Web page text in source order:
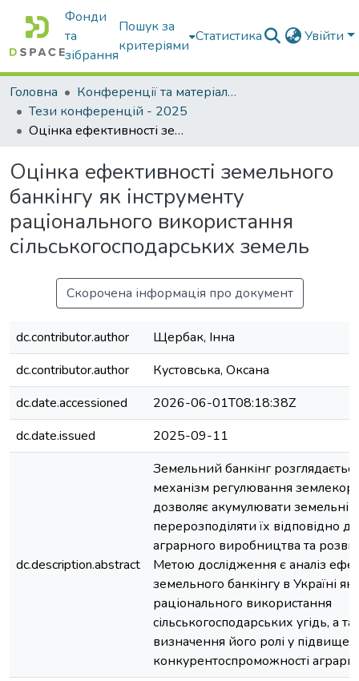
Фонди
та
зібрання
Пошук за
критеріями
Статистика Увійти
Головна
Конференції та матеріали конференцій
Тези конференцій - 2025
Оцінка ефективності земельного банкінгу як інструменту раціонального використання сільськогосподарських земель
Оцінка ефективності земельного
банкінгу як інструменту
раціонального використання
сільськогосподарських земель
Скорочена інформація про документ
dc.contributor.author
Щербак, Інна
dc.contributor.author
Кустовська, Оксана
dc.date.accessioned
2026-06-01T08:18:38Z
dc.date.issued
2025-09-11
dc.description.abstract
Земельний банкінг
механізм регулювання
дозволяє акумулювати земельні
перерозподіляти їх відповідно
аграрного виробництва та
Метою дослідження є аналіз
земельного банкінгу в Україні як
раціонального використання
сільськогосподарських угідь, а
визначення його ролі у
конкурентоспроможності